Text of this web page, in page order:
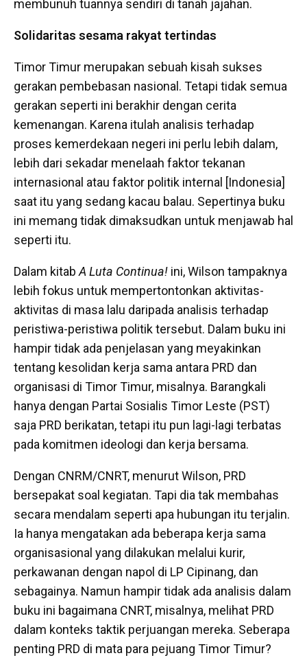
membunuh tuannya sendiri di tanah jajahan.
Solidaritas sesama rakyat tertindas
Timor Timur merupakan sebuah kisah sukses
gerakan pembebasan nasional. Tetapi tidak semua
gerakan seperti ini berakhir dengan cerita
kemenangan. Karena itulah analisis terhadap
proses kemerdekaan negeri ini perlu lebih dalam,
lebih dari sekadar menelaah faktor tekanan
internasional atau faktor politik internal [Indonesia]
saat itu yang sedang kacau balau. Sepertinya buku
ini memang tidak dimaksudkan untuk menjawab hal
seperti itu.
Dalam kitab A Luta Continua! ini, Wilson tampaknya
lebih fokus untuk mempertontonkan aktivitas-
aktivitas di masa lalu daripada analisis terhadap
peristiwa-peristiwa politik tersebut. Dalam buku ini
hampir tidak ada penjelasan yang meyakinkan
tentang kesolidan kerja sama antara PRD dan
organisasi di Timor Timur, misalnya. Barangkali
hanya dengan Partai Sosialis Timor Leste (PST)
saja PRD berikatan, tetapi itu pun lagi-lagi terbatas
pada komitmen ideologi dan kerja bersama.
Dengan CNRM/CNRT, menurut Wilson, PRD
bersepakat soal kegiatan. Tapi dia tak membahas
secara mendalam seperti apa hubungan itu terjalin.
Ia hanya mengatakan ada beberapa kerja sama
organisasional yang dilakukan melalui kurir,
perkawanan dengan napol di LP Cipinang, dan
sebagainya. Namun hampir tidak ada analisis dalam
buku ini bagaimana CNRT, misalnya, melihat PRD
dalam konteks taktik perjuangan mereka. Seberapa
penting PRD di mata para pejuang Timor Timur?